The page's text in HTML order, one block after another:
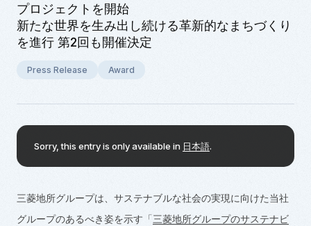
プロジェクトを開始
新たな世界を生み出し続ける革新的なまちづくり
を進行 第2回も開催決定
Press Release Award
Sorry, this entry is only available in 日本語.
三菱地所グループは、サステナブルな社会の実現に向けた当社
グループのあるべき姿を示す「三菱地所グループのサステナビ